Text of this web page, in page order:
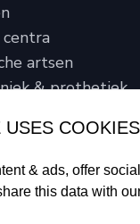
centra
artsen
& prothetiek
COOKIES
& ads, offer
this data with